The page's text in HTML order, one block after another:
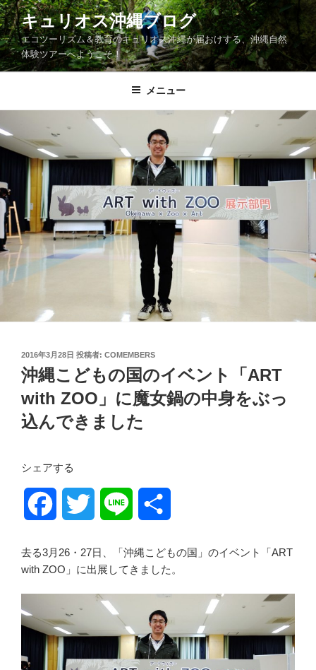
コ
ン
テ
ン
ツ
ス
キ
ッ
キュリオス沖縄ブログ
エコツーリズム＆教育のキュリオス沖縄が届おけする、沖縄自然
体験ツアーへようこそ！
メニュー
投
稿
日:
2016年3月28日 投稿者: COMEMBERS
沖縄こどもの国のイベント「ART
with ZOO」に魔女鍋の中身をぶっ
込んできました
シェアする
c
b
o
i
t
t
e
n
去る3月26・27日、「沖縄こどもの国」のイベント「ART
with ZOO」に出展してきました。